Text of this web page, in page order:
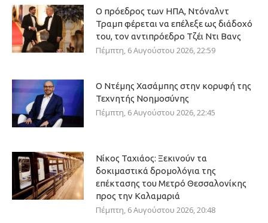
Ο πρόεδρος των ΗΠΑ, Ντόναλντ
Τραμπ φέρεται να επέλεξε ως διάδοχό
του, τον αντιπρόεδρο Τζέι Ντι Βανς
Πέμπτη, 6 Αυγούστου 2026, 22:59
Ο Ντέμης Χασάμπης στην κορυφή της
Τεχνητής Νοημοσύνης
Πέμπτη, 6 Αυγούστου 2026, 22:45
Νίκος Ταχιάος: Ξεκινούν τα
δοκιμαστικά δρομολόγια της
επέκτασης του Μετρό Θεσσαλονίκης
προς την Καλαμαριά
Πέμπτη, 6 Αυγούστου 2026, 20:48